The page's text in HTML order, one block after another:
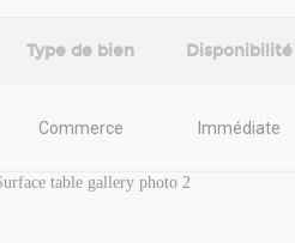
Type de bien Disponibilité
Commerce Immédiate